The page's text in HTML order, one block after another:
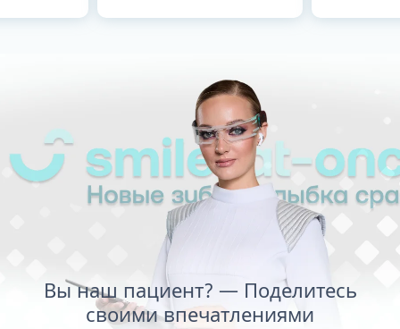
Вы наш пациент? — Поделитесь
своими впечатлениями